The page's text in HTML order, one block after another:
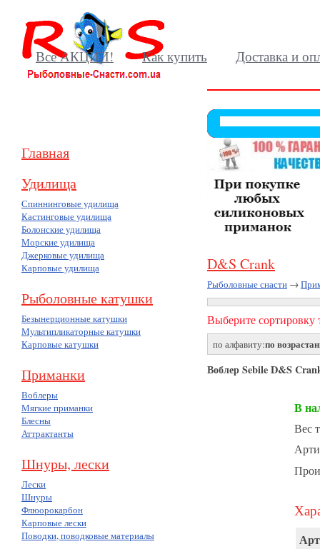
Все АКЦИИ! Как купить Доставка и
Главная
Удилища
Спиннинговые удилища
Кастинговые удилища
Болонские удилища
Морские удилища
Джерковые удилища
Карповые удилища
Рыболовные катушки
Безынерционные катушки
Мультипликаторные катушки
Карповые катушки
Приманки
Воблеры
Мягкие приманки
Блесны
Аттрактанты
Шнуры, лески
Лески
Шнуры
Флюорокарбон
Карповые лески
Поводки, поводковые материалы
D&S Crank
Рыболовные снасти →
Выберите сортировку
по алфавиту:по
Воблер Sebile D&S
В
Вес